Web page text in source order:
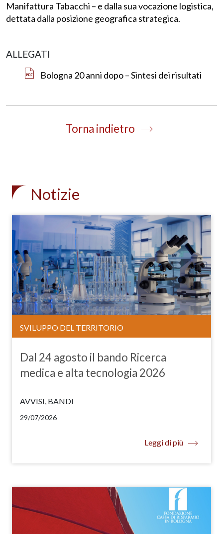
Manifattura Tabacchi – e dalla sua vocazione logistica,
dettata dalla posizione geografica strategica.
ALLEGATI
Bologna 20 anni dopo – Sintesi dei risultati
Torna indietro
Notizie
SVILUPPO DEL TERRITORIO
Dal 24 agosto il bando Ricerca
medica e alta tecnologia 2026
AVVISI, BANDI
29/07/2026
Leggi di più